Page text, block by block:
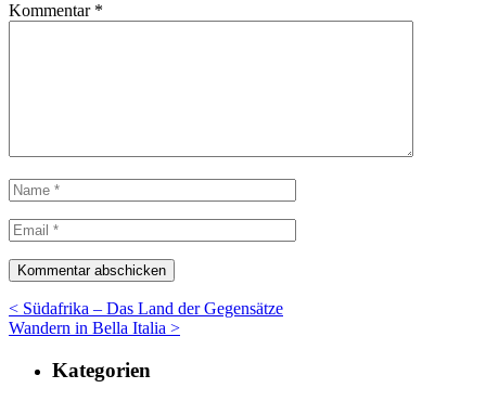
Kommentar *
< Südafrika – Das Land der Gegensätze
Wandern in Bella Italia >
Kategorien